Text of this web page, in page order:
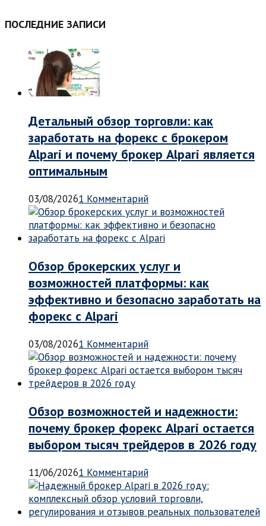
ПОСЛЕДНИЕ ЗАПИСИ
Детальный обзор торговли: как
заработать на форекс с брокером
Alpari и почему брокер Alpari является
оптимальным
03/08/20261 Комментарий
Обзор брокерских услуг и
возможностей платформы: как
эффективно и безопасно заработать на
форекс с Alpari
03/08/20261 Комментарий
Обзор возможностей и надежности:
почему брокер форекс Alpari остается
выбором тысяч трейдеров в 2026 году
11/06/20261 Комментарий